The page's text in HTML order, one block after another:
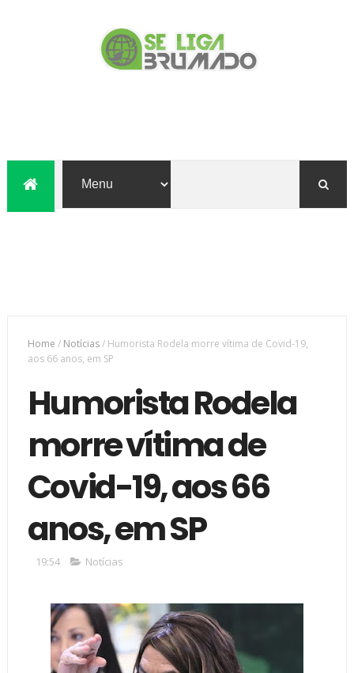
Home / Notícias/ Humorista Rodela morre vítima de Covid-19,
aos 66 anos, em SP
Humorista Rodela
morre vítima de
Covid-19, aos 66
anos, em SP
19:54 Notícias